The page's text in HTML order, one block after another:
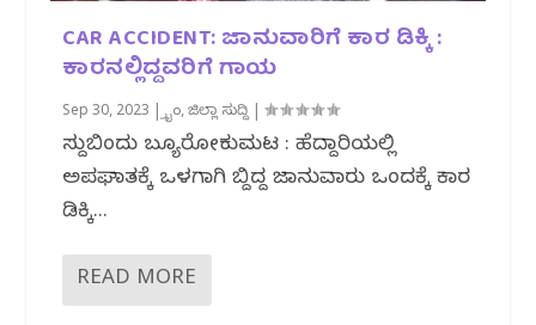
CAR ACCIDENT: ಜಾನುವಾರಿಗೆ ಕಾರ ಡಿಕ್ಕಿ :
ಕಾರನಲ್ಲಿದ್ದವರಿಗೆ ಗಾಯ
Sep 30, 2023 |ಕ್ರೈಂ,ಜಿಲ್ಲಾ ಸುದ್ದಿ |
ಸುದ್ದಿಬಿಂದು ಬ್ಯೂರೋಕುಮಟ : ಹೆದ್ದಾರಿಯಲ್ಲಿ
ಅಪಘಾತಕ್ಕೆ ಒಳಗಾಗಿ ಬಿದ್ದಿದ್ದ ಜಾನುವಾರು ಒಂದಕ್ಕೆ ಕಾರ
ಡಿಕ್ಕಿ...
READ MORE